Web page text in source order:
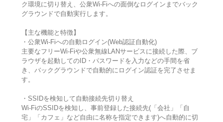
ク環境に切り替え、公衆Wi-Fiへの面倒なログインまでバック
グラウンドで自動実行します。
【主な機能と特徴】
・公衆Wi-Fiへの自動ログイン(Web認証自動化)
主要なフリーWi-Fiや公衆無線LANサービスに接続した際、ブ
ラウザを起動してのID・パスワードを入力などの手間を省
き、バックグラウンドで自動的にログイン認証を完了させま
す。
・SSIDを検知して自動接続先切り替え
Wi-FiのSSIDを検知し、事前登録した接続先(「会社」「自
宅」「カフェ」など自由に名称を指定できます)へ自動的に切